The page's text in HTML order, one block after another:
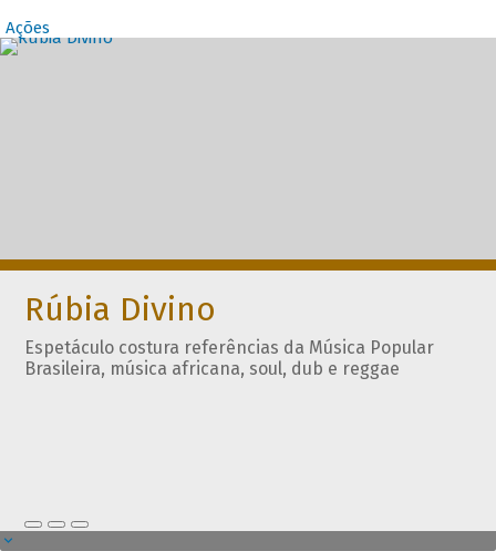
Ações
Destaques
Rúbia Divino
Espetáculo costura referências da Música Popular
Brasileira, música africana, soul, dub e reggae